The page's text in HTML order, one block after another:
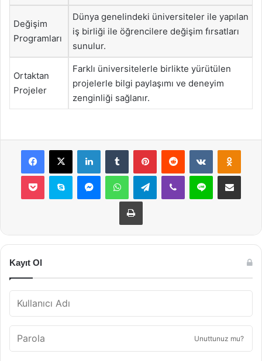
Değişim
Programları
Dünya genelindeki üniversiteler ile yapılan
iş birliği ile öğrencilere değişim fırsatları
sunulur.
Ortaktan
Projeler
Farklı üniversitelerle birlikte yürütülen
projelerle bilgi paylaşımı ve deneyim
zenginliği sağlanır.
Facebook
X LinkedInTumblr PinterestReddit VKontakte
Pocket Skype MessengerWhatsAppTelegramViber Line E-Posta ile
Yazdır
Kayıt Ol
Unuttunuz mu?